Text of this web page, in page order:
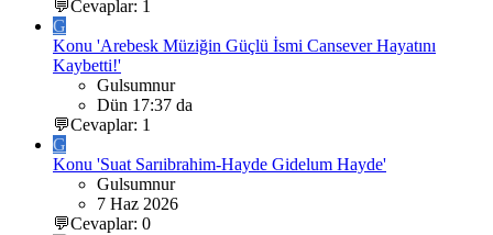
💬Cevaplar: 1
G
Konu 'Arebesk Müziğin Güçlü İsmi Cansever Hayatını
Kaybetti!'
Gulsumnur
Dün 17:37 da
💬Cevaplar: 1
G
Konu 'Suat Sarıibrahim-Hayde Gidelum Hayde'
Gulsumnur
7 Haz 2026
💬Cevaplar: 0